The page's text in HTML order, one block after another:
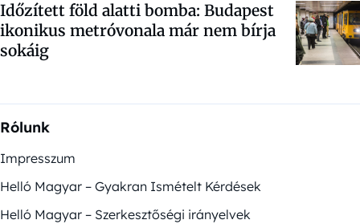
Időzített föld alatti bomba: Budapest
ikonikus metróvonala már nem bírja
sokáig
Rólunk
Impresszum
Helló Magyar – Gyakran Ismételt Kérdések
Helló Magyar – Szerkesztőségi irányelvek